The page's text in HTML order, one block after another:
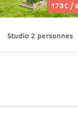
173€ /
Studio 2 personnes